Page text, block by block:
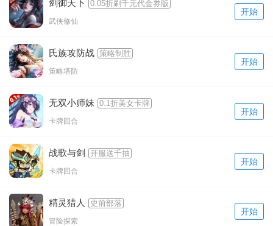
剑御天下 0.05折刷千元代金券版
武侠修仙
开始
氏族攻防战 策略制胜
策略塔防
开始
无双小师妹 0.1折美女卡牌
卡牌回合
开始
战歌与剑 开服送千抽
卡牌回合
开始
精灵猎人 史前部落
冒险探索
开始